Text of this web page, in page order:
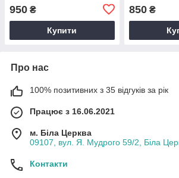
950 ₴
Купити
850₴
Про нас
100% позитивних з 35 відгуків за рік
Працює з 16.06.2021
м. Біла Церква
09107, вул. Я. Мудрого 59/2, Біла
Контакти